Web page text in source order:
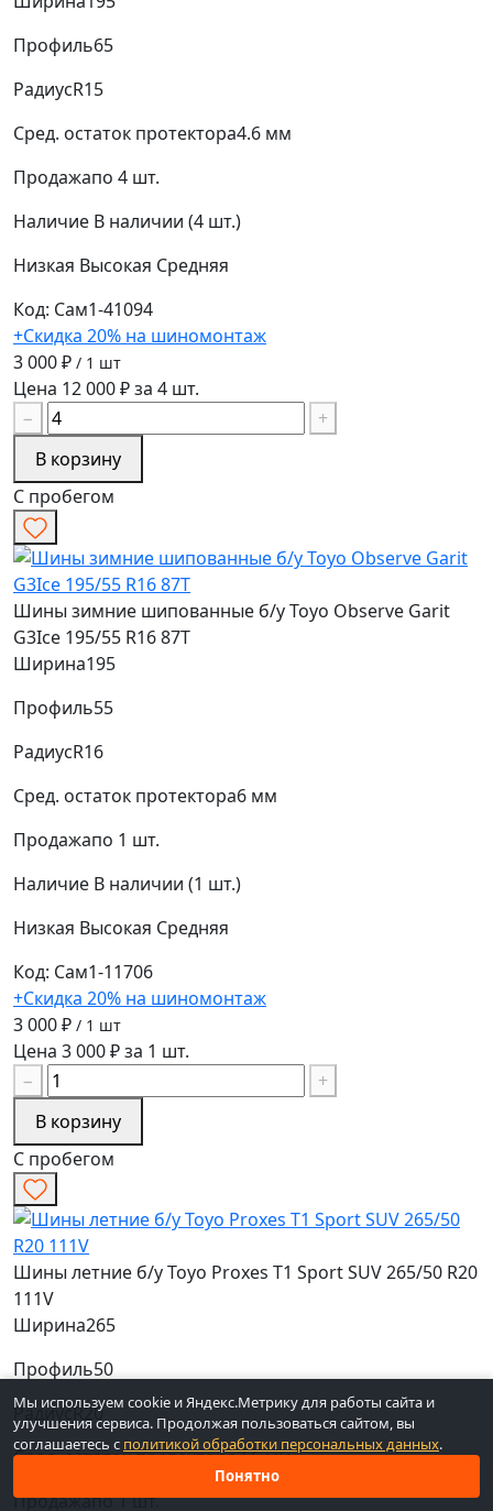
Профиль65
РадиусR15
Сред. остаток протектора4.6 мм
Продажапо 4 шт.
Наличие В наличии (4 шт.)
Низкая Высокая Средняя
Код: Сам1-41094
+Скидка 20% на шиномонтаж
3 000 ₽ / 1 шт
Цена 12 000 ₽ за 4 шт.
−
+
В корзину
С пробегом
Шины зимние шипованные б/у Toyo Observe Garit
G3Ice 195/55 R16 87T
Ширина195
Профиль55
РадиусR16
Сред. остаток протектора6 мм
Продажапо 1 шт.
Наличие В наличии (1 шт.)
Низкая Высокая Средняя
Код: Сам1-11706
+Скидка 20% на шиномонтаж
3 000 ₽ / 1 шт
Цена 3 000 ₽ за 1 шт.
−
+
В корзину
С пробегом
Шины летние б/у Toyo Proxes T1 Sport SUV 265/50 R20
111V
Ширина265
Профиль50
РадиусR20
Сред. остаток протектора3.6 мм
Продажапо 1 шт.
Мы используем cookie и Яндекс.Метрику для работы сайта и
улучшения сервиса. Продолжая пользоваться сайтом, вы
соглашаетесь с политикой обработки персональных данных.
Понятно